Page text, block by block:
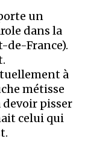
un
dans la
France).
à
métisse
pisser
celui qui